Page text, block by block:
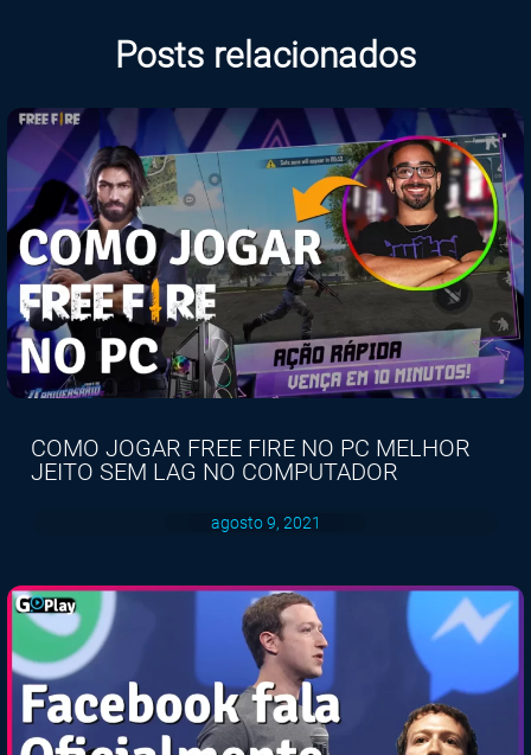
Posts relacionados
COMO JOGAR FREE FIRE NO PC MELHOR
JEITO SEM LAG NO COMPUTADOR
agosto 9, 2021